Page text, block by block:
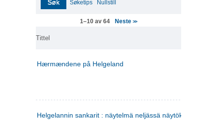
Søk Søketips Nullstill
1–10 av 64 Neste>>
Tittel
Hærmændene på Helgeland
Helgelannin sankarit : näytelmä neljässä näytöksessä